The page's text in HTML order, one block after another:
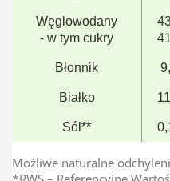
Węglowodany
- w tym cukry
Błonnik
Białko
Sól**
Możliwe naturalne